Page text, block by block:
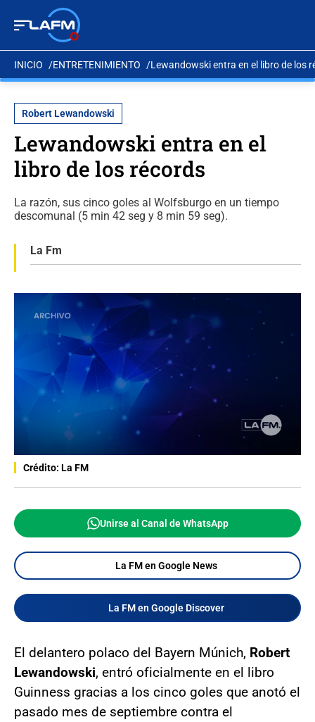
INICIO ENTRETENIMIENTO Lewandowski entra en el libro de los
Robert Lewandowski
Lewandowski entra en el
libro de los récords
La razón, sus cinco goles al Wolfsburgo en un tiempo
descomunal (5 min 42 seg y 8 min 59 seg).
La Fm
Crédito: La FM
Unirse al Canal de WhatsApp
La FM en Google News
La FM en Google Discover
El delantero polaco del Bayern Múnich, Robert
Lewandowski, entró oficialmente en el libro
Guinness gracias a los cinco goles que anotó el
pasado mes de septiembre contra el